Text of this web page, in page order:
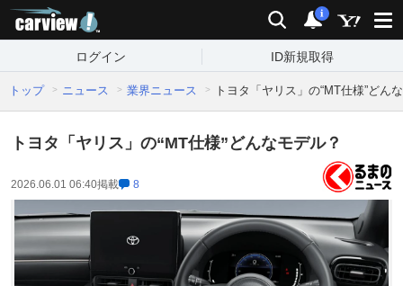
検索 通知
i
ログイン ID新規取得
トップ ニュース 業界ニュース トヨタ「ヤリス」の“MT仕様”どん
トヨタ「ヤリス」の“MT仕様”どんなモデル？
2026.06.01 06:40掲載 8